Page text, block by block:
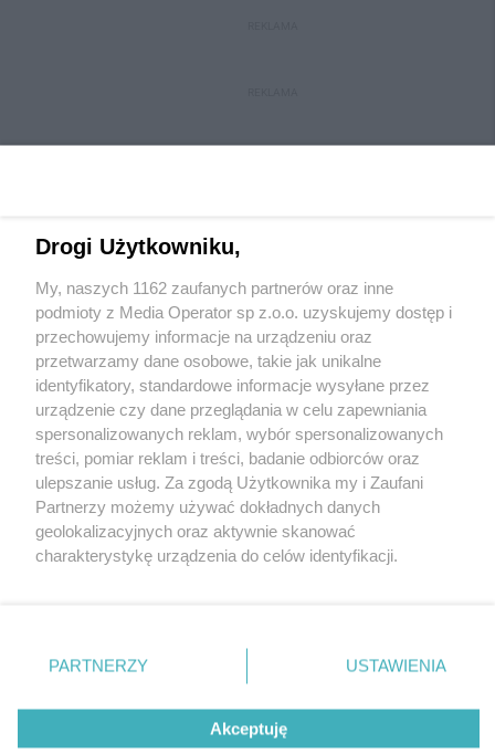
Wydawca mediówlokalnych
Nie zapomnij
zapoznać się z:
polityką prywatności regulamin korzystania z portali
Twojemiasto
Piekary Śląskie
Chorzów
Tarnowskie Góry
Gliwice
Skontakuj sięz nami
Kontakt
Wydawca
Redakcja
Drogi Użytkowniku,
My, naszych 1162 zaufanych partnerów oraz inne
podmioty z Media Operator sp z.o.o. uzyskujemy dostęp i
przechowujemy informacje na urządzeniu oraz
przetwarzamy dane osobowe, takie jak unikalne
identyfikatory, standardowe informacje wysyłane przez
urządzenie czy dane przeglądania w celu zapewniania
spersonalizowanych reklam, wybór spersonalizowanych
treści, pomiar reklam i treści, badanie odbiorców oraz
ulepszanie usług. Za zgodą Użytkownika my i Zaufani
Partnerzy możemy używać dokładnych danych
geolokalizacyjnych oraz aktywnie skanować
charakterystykę urządzenia do celów identyfikacji.
zmienić/wycofać klikając przycisk ustawień prywatności
znajdujący się w lewym dolnym rogu strony
rodzaje przetwarzania danych nie wymagają zgody
użytkownika, ale masz prawo sprzeciwić się takiemu
PARTNERZY USTAWIENIA
Akceptuję